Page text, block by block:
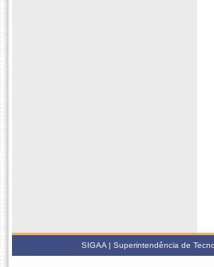
SIGAA | Superintendência de